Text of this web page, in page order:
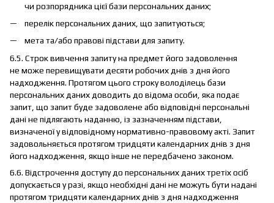
чи розпорядника цієї бази персональних даних;
перелік персональних даних, що запитуються;
мета та/або правові підстави для запиту.
6.5. Строк вивчення запиту на предмет його задоволення
не може перевищувати десяти робочих днів з дня його
надходження. Протягом цього строку володілець бази
персональних даних доводить до відома особи, яка подає
запит, що запит буде задоволене або відповідні персональні
дані не підлягають наданню, із зазначенням підстави,
визначеної у відповідному нормативно-правовому акті. Запит
задовольняється протягом тридцяти календарних днів з дня
його надходження, якщо інше не передбачено законом.
6.6. Відстрочення доступу до персональних даних третіх осіб
допускається у разі, якщо необхідні дані не можуть бути надані
протягом тридцяти календарних днів з дня надходження